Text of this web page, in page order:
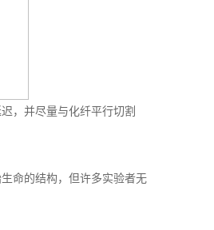
，并尽量与化纤平行切割
命的结构，但许多实验者无